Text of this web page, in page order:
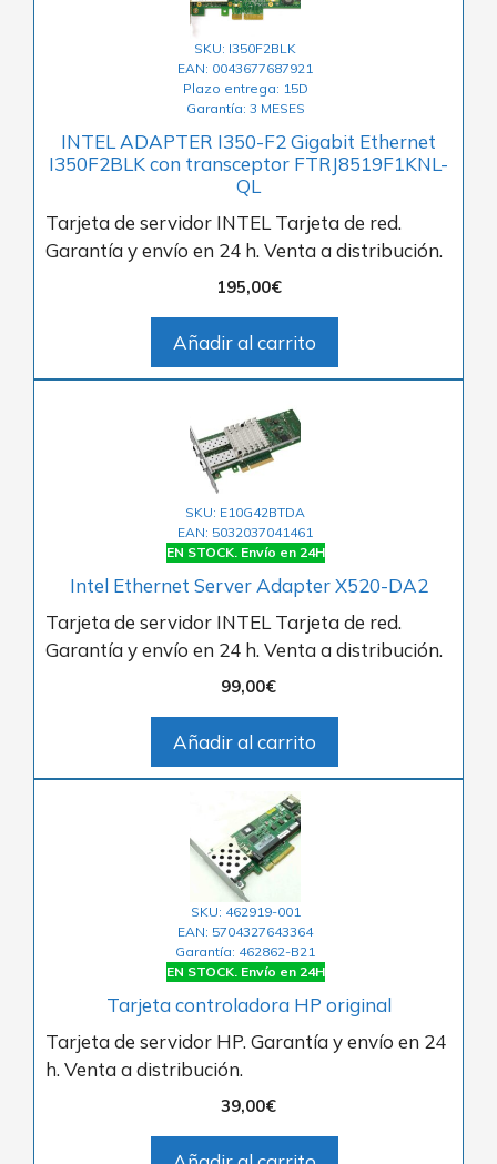
SKU: I350F2BLK
EAN: 0043677687921
Plazo entrega: 15D
Garantía: 3 MESES
INTEL ADAPTER I350-F2 Gigabit Ethernet
I350F2BLK con transceptor FTRJ8519F1KNL-
QL
Tarjeta de servidor INTEL Tarjeta de red.
Garantía y envío en 24 h. Venta a distribución.
195,00€
Añadir al carrito
SKU: E10G42BTDA
EAN: 5032037041461
EN STOCK. Envío en 24H
Intel Ethernet Server Adapter X520-DA2
Tarjeta de servidor INTEL Tarjeta de red.
Garantía y envío en 24 h. Venta a distribución.
99,00€
Añadir al carrito
SKU: 462919-001
EAN: 5704327643364
Garantía: 462862-B21
EN STOCK. Envío en 24H
Tarjeta controladora HP original
Tarjeta de servidor HP. Garantía y envío en 24
h. Venta a distribución.
39,00€